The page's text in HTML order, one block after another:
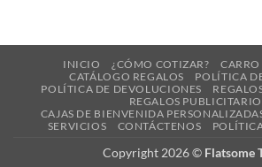
opciones
pueden
INICIO ¿CÓMO COTIZAR?
CATÁLOGO REGALOS
POLÍTICA
POLÍTICA DE DEVOLUCIONES
REGALOS
CAJAS DE BIENVENIDA
SERVICIOS
CONTÁCTENOS
Copyright 2026 © Flatsome